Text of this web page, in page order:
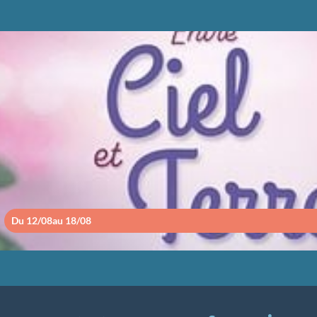
Du 12/08au 18/08
ENTRE CIEL ET